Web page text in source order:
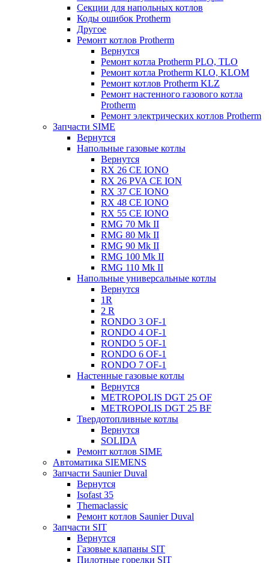
Секции для напольных котлов
Коды ошибок Protherm
Другое
Ремонт котлов Protherm
Вернутся
Ремонт котла Protherm PLO, TLO
Ремонт котла Protherm KLO, KLOM
Ремонт котлов Protherm KLZ
Ремонт настенного газового котла
Protherm
Ремонт электрических котлов Protherm
Запчасти SIME
Вернутся
Напольные газовые котлы
Вернутся
RX 26 CE IONO
RX 26 PVA CE ION
RX 37 CE IONO
RX 48 CE IONO
RX 55 CE IONO
RMG 70 Mk II
RMG 80 Mk II
RMG 90 Mk II
RMG 100 Mk II
RMG 110 Mk II
Напольные универсальные котлы
Вернутся
1R
2 R
RONDO 3 OF-1
RONDO 4 OF-1
RONDO 5 OF-1
RONDO 6 OF-1
RONDO 7 OF-1
Настенные газовые котлы
Вернутся
METROPOLIS DGT 25 OF
METROPOLIS DGT 25 BF
Твердотопливные котлы
Вернутся
SOLIDA
Ремонт котлов SIME
Автоматика SIEMENS
Запчасти Saunier Duval
Вернутся
Isofast 35
Themaclassic
Ремонт котлов Saunier Duval
Запчасти SIT
Вернутся
Газовые клапаны SIT
Пилотные горелки SIT